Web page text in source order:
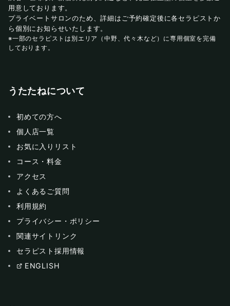
用意しております。
プライベートサロンのため、詳細はご予約確定後に各セラピストか
ら個別にお知らせいたします。
※一部のセラピストは別エリア（中野、代々木など）に専用個室を完備
しております。
うたたねについて
初めての方へ
個人店一覧
お気に入りリスト
コース・料金
アクセス
よくあるご質問
利用規約
プライバシー・ポリシー
関連サイトリンク
セラピスト採用情報
ENGLISH